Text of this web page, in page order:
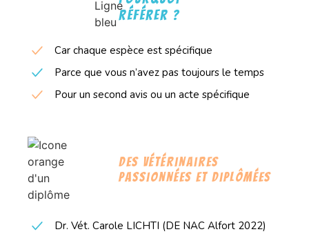
référer ?
Car chaque espèce est spécifique
Parce que vous n’avez pas toujours le temps
Pour un second avis ou un acte spécifique
Des vétérinaires
passionnées et diplômées
Dr. Vét. Carole LICHTI (DE NAC Alfort 2022)